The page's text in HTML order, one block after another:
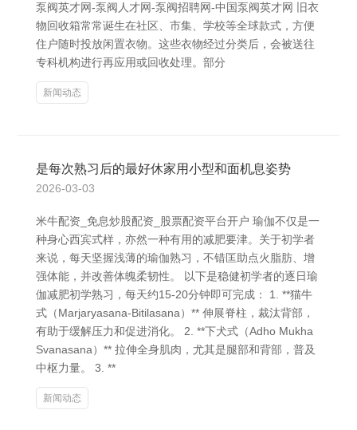
泵阀英才网-泵阀人才网-泵阀招聘网-中国泵阀英才网 旧衣
物回收箱常常诞生在社区、市集、学校等全球款式，方便
住户随时投放闲置衣物。这些衣物经过分类后，会被送往
专科机构进行再应用或回收处理。部分
新闻动态
是每次熟习后的最好休家用小型和面机息姿势
2026-03-03
米牛配资_免息炒股配资_股票配资平台开户 瑜伽不仅是一
种身心西宾式样，亦然一种有用的减肥要津。关于初学者
来说，每天坚握浅薄的瑜伽熟习，不错匡助点火脂肪、增
强体能，并改善体魄柔韧性。 以下是稳健初学者的逐日瑜
伽减肥初学熟习，每天约15-20分钟即可完成： 1. **猫牛
式（Marjaryasana-Bitilasana）** 伸展脊柱，裁汰背部，
有助于缓解压力和促进消化。 2. **下犬式（Adho Mukha
Svanasana）** 拉伸全身肌肉，尤其是腿部和背部，普及
中枢力量。 3. **
新闻动态